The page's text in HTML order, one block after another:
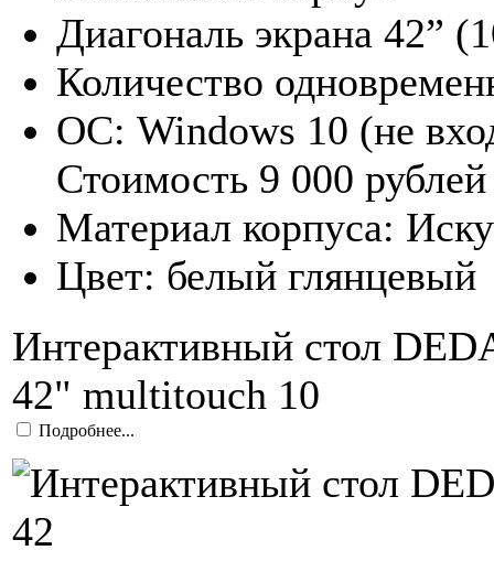
Диагональ экрана 42”
Количество
ОС: Windows 10 (не
Стоимость 9 000 рублей
Материал корпуса:
Цвет: белый глянцевый
Интерактивный стол
42" multitouch 10
Подробнее...